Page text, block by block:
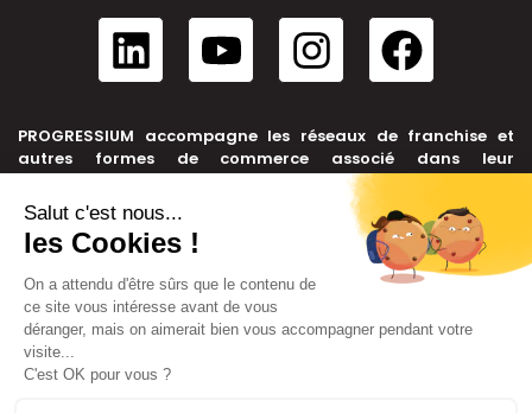
PROGRESSIUM accompagne les réseaux de franchise et
autres formes de commerce associé dans leur
développement, depuis leur création jusqu’à leur cession.
NOUS CONTACTER
+33 6 99 39 91 46
contact@progressium.fr
56 rue de la République, 69002 LYON